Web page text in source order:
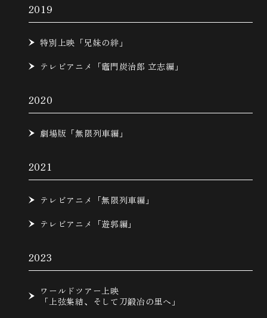
2019
特別上映「兄妹の絆」
テレビアニメ「竈門炭治郎 立志編」
2020
劇場版「無限列車編」
2021
テレビアニメ「無限列車編」
テレビアニメ「遊郭編」
2023
ワールドツアー上映
「上弦集結、そして刀鍛冶の里へ」